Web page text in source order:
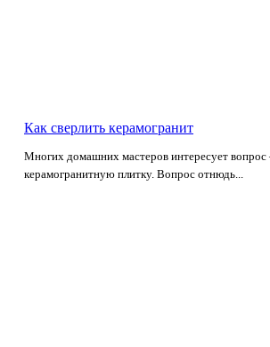
Как сверлить керамогранит
Многих домашних мастеров интересует вопрос
керамогранитную плитку. Вопрос отнюдь...